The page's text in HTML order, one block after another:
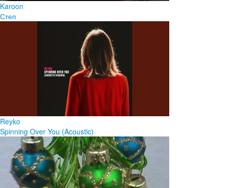
Karoon
Степ
Reyko
Spinning Over You (Acoustic)